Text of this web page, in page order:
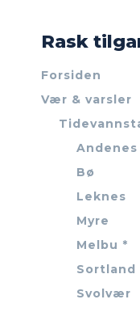
Rask
Forsiden
Vær & varsler
Andenes
Bø
Leknes
Myre
Melbu *
Sortland
Svolvær